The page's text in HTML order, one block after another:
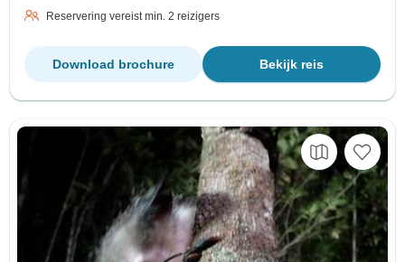
Reservering vereist min. 2 reizigers
Bekijk reis
Download brochure